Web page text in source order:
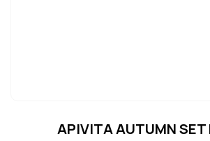
APIVITA AUTUMN SET